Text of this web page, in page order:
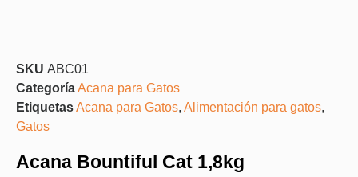
SKU ABC01
CategoríaAcana para Gatos
EtiquetasAcana para Gatos, Alimentación para gatos,
Gatos
Acana Bountiful Cat 1,8kg